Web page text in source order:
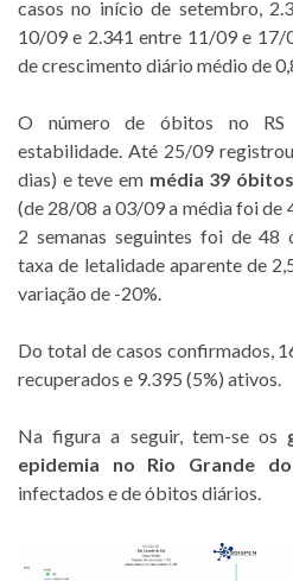
casos no início de setembro,
10/09 e 2.341 entre 11/09 e 17/
de crescimento diário médio de
O número de óbitos no RS
estabilidade. Até 25/09
dias) e teve em média 39 óbitos
(de 28/08 a 03/09 a média foi de
2 semanas seguintes foi de 48
taxa de letalidade aparente de
variação de -20%.
Do total de casos confirmados,
recuperados e 9.395 (5%) ativos.
Na figura a seguir, tem-se os
epidemia no Rio Grande
infectados e de óbitos diários.